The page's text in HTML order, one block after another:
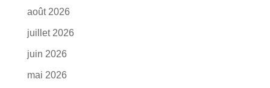
août 2026
juillet 2026
juin 2026
mai 2026